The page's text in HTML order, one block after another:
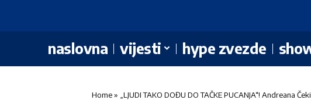
naslovna vijesti hype zvezde
Home» „LJUDI TAKO DOĐU DO TAČKE PUCANJA“! Andreana